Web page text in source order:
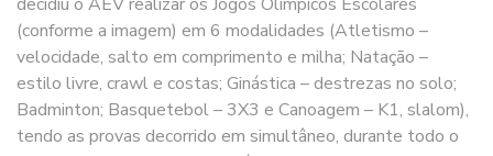
(conforme a imagem) em 6 modalidades (Atletismo –
velocidade, salto em comprimento e milha; Natação –
estilo livre, crawl e costas; Ginástica – destrezas no solo;
Badminton; Basquetebol – 3X3 e Canoagem – K1, slalom),
tendo as provas decorrido em simultâneo, durante todo o